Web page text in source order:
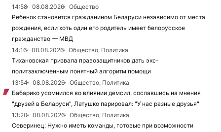
14:58
08.08.2026
Общество
Ребенок становится гражданином Беларуси независимо от места
рождения, если хоть один его родитель имеет белорусское
гражданство — МВД
14:16
08.08.2026
Общество, Политика
Тихановская призвала правозащитников дать экс-
политзаключенным понятный алгоритм помощи
13:54
08.08.2026
Общество, Политика
Бабарико усомнился во влиянии демсил, сославшись на мнения
"друзей в Беларуси", Латушко парировал: "У нас разные друзья"
13:20
08.08.2026
Общество, Политика
Северинец: Нужно иметь команды, готовые при возможности